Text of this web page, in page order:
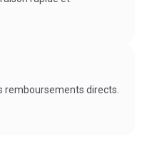
remboursements directs.